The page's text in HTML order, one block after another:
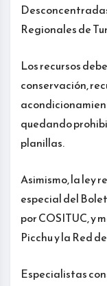
Regionales de
Los recursos
conservación,
quedando
planillas.
Asimismo, la ley
especial del
por COSITUC, y
Picchu y la Red
Especialistas